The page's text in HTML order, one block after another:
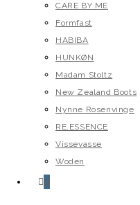
CARE BY ME
Formfast
HABIBA
HUNKØN
Madam Stoltz
New Zealand Boots
Nynne Rosenvinge
RE.ESSENCE
Vissevasse
Woden
0